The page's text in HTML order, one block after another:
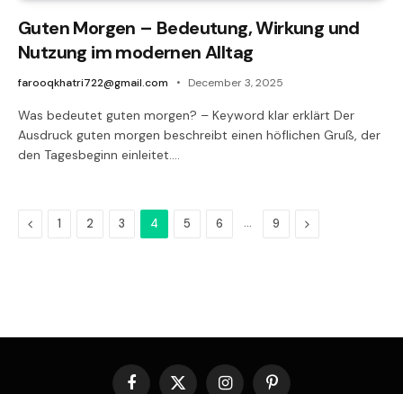
Guten Morgen – Bedeutung, Wirkung und
Nutzung im modernen Alltag
farooqkhatri722@gmail.com December 3, 2025
Was bedeutet guten morgen? – Keyword klar erklärt Der
Ausdruck guten morgen beschreibt einen höflichen Gruß, der
den Tagesbeginn einleitet.…
Previous
1 2 3 4 5 6 … 9 Next
Facebook
X InstagramPinterest